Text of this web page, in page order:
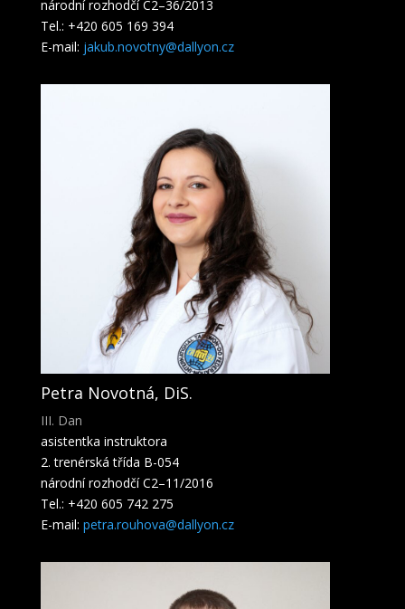
národní rozhodčí C2–36/2013
Tel.: +420 605 169 394
E-mail: jakub.novotny@dallyon.cz
Petra Novotná, DiS.
III. Dan
asistentka instruktora
2. trenérská třída B-054
národní rozhodčí C2–11/2016
Tel.: +420 605 742 275
E-mail: petra.rouhova@dallyon.cz